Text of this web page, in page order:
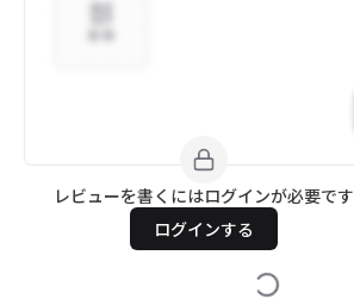
レビューを書くにはログインが必要です
ログインする